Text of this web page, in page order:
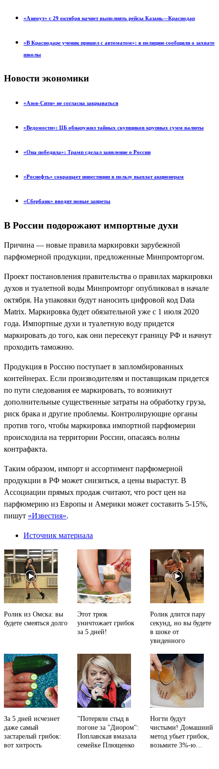
«Азимут» с 29 октября начнет выполнять рейсы Казань—Краснодар
«В Краснодаре ученик пришел с автоматом»: в полицию сообщили о захвате
школы
Новости экономики
«Азов-Сити» не согласна закрываться
«Ведомости»: ЦБ обнаружил тайных скупщиков крупных сумм валюты
«Она победила»: Трамп сделал заявление о России
«Роснефть» сокращает инвестиции в пользу выплат акционерам
«Сбербанк» вводит новые запреты
В России подорожают импортные духи
Причина — новые правила маркировки зарубежной
парфюмерной продукции, предложенные Минпромторгом.
Проект постановления правительства о правилах маркировки
духов и туалетной воды Минпромторг опубликовал в начале
октября. На упаковки будут наносить цифровой код Data
Matrix. Маркировка будет обязательной уже с 1 июля 2020
года. Импортные духи и туалетную воду придется
маркировать до того, как они пересекут границу РФ и начнут
проходить таможню.
Продукция в Россию поступает в запломбированных
контейнерах. Если производителям и поставщикам придется
по пути следования ее маркировать, то возникнут
дополнительные существенные затраты на обработку груза,
риск брака и другие проблемы. Контролирующие органы
против того, чтобы маркировка импортной парфюмерии
происходила на территории России, опасаясь волны
контрафакта.
Таким образом, импорт и ассортимент парфюмерной
продукции в РФ может снизиться, а цены вырастут. В
Ассоциации прямых продаж считают, что рост цен на
парфюмерию из Европы и Америки может составить 5-15%,
пишут «Известия».
Источник материала
Ролик из Омска: вы
будете смеяться долго
Этот трюк
уничтожает грибок
за 5 дней!
Ролик длится пару
секунд, но вы будете
в шоке от
увиденного
За 5 дней исчезнет
даже самый
застарелый грибок:
вот хитрость
"Потеряли стыд в
погоне за "Диором":
Поплавская вмазала
семейке Плющенко
Ногти будут
чистыми! Домашний
метод убьет грибок,
возьмите 3%-ю…